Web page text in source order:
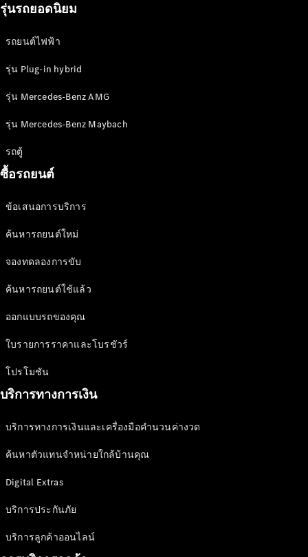
การบริการ
ทั้งหมด
พิเศษ
Charging
Solutions
นัดหมายเข้า
ออนไลน์
และการ
บำรุงรักษา
บริการ
ความช่วย
เสีย
บริการ
Benz Apps
คู่มือสำหรับ
เจ้าของรถ
ติดต่อเรา
รุ่นรถยอดนิยม
รถยนต์ไฟฟ้า
รุ่น Plug-in hybrid
รุ่น Mercedes-Benz AMG
รุ่น Mercedes-Benz Maybach
รถตู้
ซื้อรถยนต์
ข้อเสนอการบริการ
ค้นหารถยนต์ใหม่
จองทดลองการขับ
ค้นหารถยนต์ใช้แล้ว
ออกแบบรถของคุณ
ใบรายการราคาและโบรชัวร์
โปรโมชัน
บริการทางการเงิน
บริการทางการเงินและเครื่องมือคำนวนค่างวด
ค้นหาตัวแทนจำหน่ายใกล้บ้านคุณ
Digital Extras
บริการประกันภัย
บริการลูกค้าออนไลน์